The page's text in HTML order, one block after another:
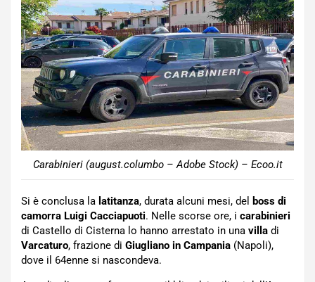
Carabinieri (august.columbo – Adobe Stock) – Ecoo.it
Si è conclusa la latitanza, durata alcuni mesi, del boss di
camorra Luigi Cacciapuoti. Nelle scorse ore, i carabinieri
di Castello di Cisterna lo hanno arrestato in una villa di
Varcaturo, frazione di Giugliano in Campania (Napoli),
dove il 64enne si nascondeva.